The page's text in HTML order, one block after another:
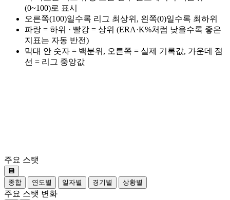
(0~100)로 표시
오른쪽(100)일수록 리그 최상위, 왼쪽(0)일수록 최하위
파랑 = 하위 · 빨강 = 상위 (ERA·K%처럼 낮을수록 좋은
지표는 자동 반전)
막대 안 숫자 = 백분위, 오른쪽 = 실제 기록값, 가운데 점
선 = 리그 중앙값
주요 스탯
💾
종합
연도별 일자별 경기별 상황별
주요 스탯 변화